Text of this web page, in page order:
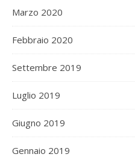
Marzo 2020
Febbraio 2020
Settembre 2019
Luglio 2019
Giugno 2019
Gennaio 2019